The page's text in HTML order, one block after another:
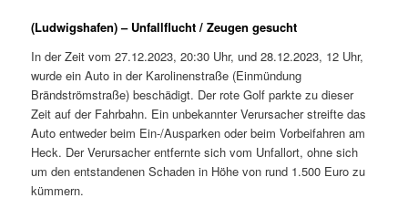
(Ludwigshafen) – Unfallflucht / Zeugen gesucht
In der Zeit vom 27.12.2023, 20:30 Uhr, und 28.12.2023, 12 Uhr,
wurde ein Auto in der Karolinenstraße (Einmündung
Brändströmstraße) beschädigt. Der rote Golf parkte zu dieser
Zeit auf der Fahrbahn. Ein unbekannter Verursacher streifte das
Auto entweder beim Ein-/Ausparken oder beim Vorbeifahren am
Heck. Der Verursacher entfernte sich vom Unfallort, ohne sich
um den entstandenen Schaden in Höhe von rund 1.500 Euro zu
kümmern.